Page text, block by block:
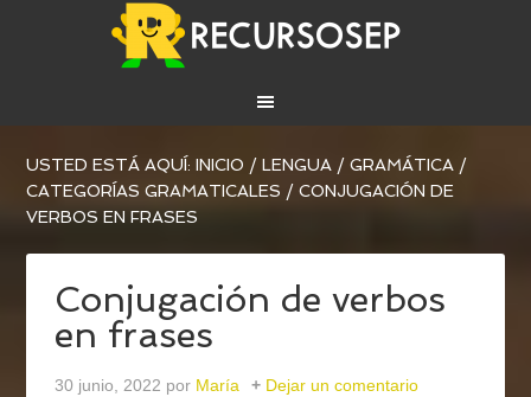
USTED ESTÁ AQUÍ:INICIO / LENGUA / GRAMÁTICA /
CATEGORÍAS GRAMATICALES / CONJUGACIÓN DE
VERBOS EN FRASES
Conjugación de verbos
en frases
30 junio, 2022 por María Dejar un comentario